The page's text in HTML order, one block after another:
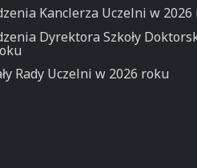
Kanclerza Uczelni w 2026
Dyrektora Szkoły
Rady Uczelni w 2026 roku